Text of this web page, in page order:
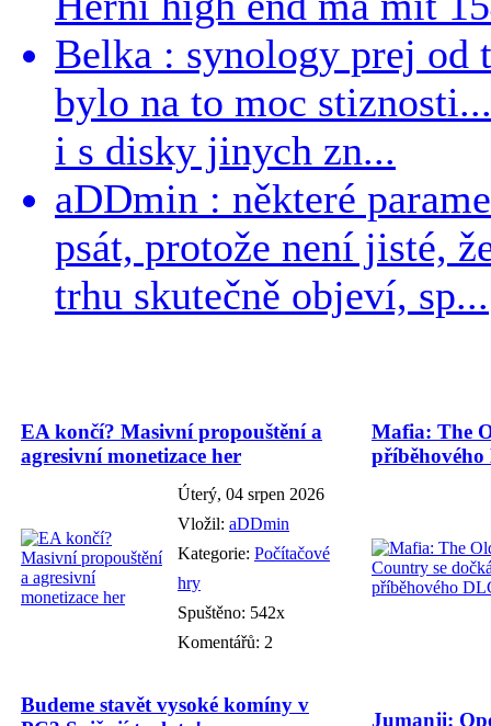
Belka : synology prej od
bylo na to moc
i s disky jinych zn...
aDDmin : některé
psát, protože není jisté,
trhu skutečně objeví, sp...
EA končí? Masivní propouštění a
agresivní monetizace her
Úterý, 04 srpen 2026
Vložil: aDDmin
Kategorie: Počítačové
hry
Spuštěno: 542x
Komentářů: 2
Mafia: The
Budeme stavět vysoké komíny v
Jumanji: